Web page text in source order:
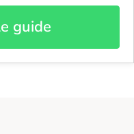
guide